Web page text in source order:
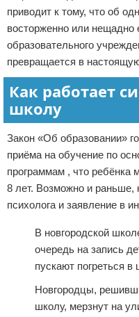
приводит к тому, что об
восторженно или нещадно
образовательного
превращается в
Как работает
школу
Закон «Об образовании»
приёма на обучение по
программам , что ребёнка
8 лет. Возможно и раньше,
психолога и заявление в
В новгородской
очередь на запись
пускают погреться в
Новгородцы,
школу, мерзнут на